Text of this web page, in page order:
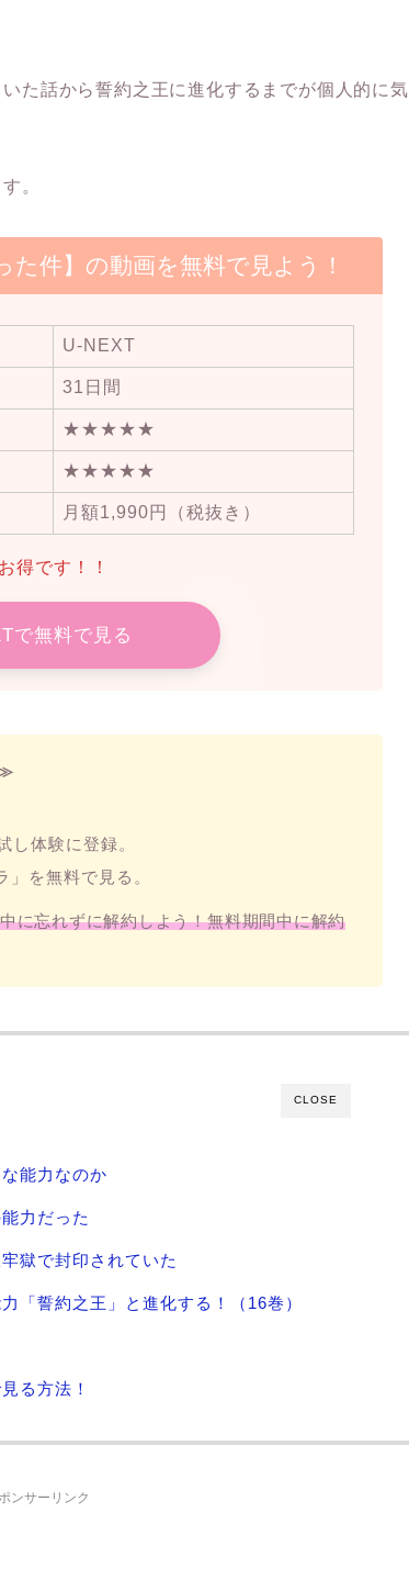
た話から誓約之王に進化するまでが個人的に気
。
件】の動画を無料で見よう！
U-NEXT
31日間
★★★★★
★★★★★
月額1,990円（税抜き）
得です！！
で無料で見る
し体験に登録。
を無料で見る。
に忘れずに解約しよう！無料期間中に解約
CLOSE
能力なのか
力だった
獄で封印されていた
「誓約之王」と進化する！（16巻）
る方法！
ンサーリンク